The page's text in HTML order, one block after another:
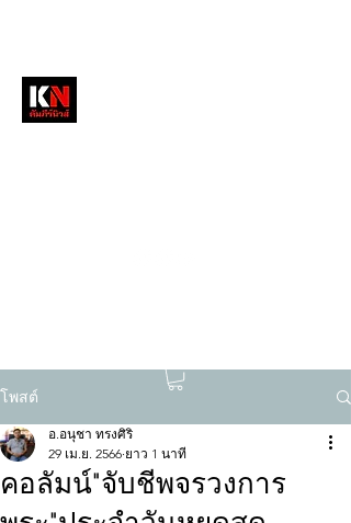
โพสต์
คอลัมน์"จับชีพจรวงการ
อ.อนุชา ทรงศิริ
29 เม.ย. 2566 ยาว 1 นาที